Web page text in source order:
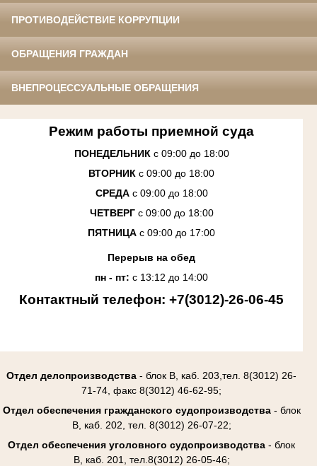
ПРОТИВОДЕЙСТВИЕ КОРРУПЦИИ
ОБРАЩЕНИЯ ГРАЖДАН
ВНЕПРОЦЕССУАЛЬНЫЕ ОБРАЩЕНИЯ
Режим работы приемной суда
ПОНЕДЕЛЬНИК с 09:00 до 18:00
ВТОРНИК с 09:00 до 18:00
СРЕДАс 09:00 до 18:00
ЧЕТВЕРГс 09:00 до 18:00
ПЯТНИЦА с 09:00 до 17:00
Перерыв на обед
пн - пт: с 13:12 до 14:00
Контактный телефон: +7(3012)-26-06-45
Отдел делопроизводства - блок В, каб. 203,тел. 8(3012) 26-
71-74, факс 8(3012) 46-62-95;
Отдел обеспечения гражданского судопроизводства - блок
В, каб. 202, тел. 8(3012) 26-07-22;
Отдел обеспечения уголовного судопроизводства - блок
В, каб. 201, тел.8(3012) 26-05-46;